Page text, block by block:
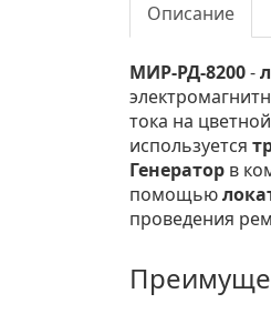
Описание
МИР-РД-8200-
тока на
используется
Генератор в
помощью
проведения